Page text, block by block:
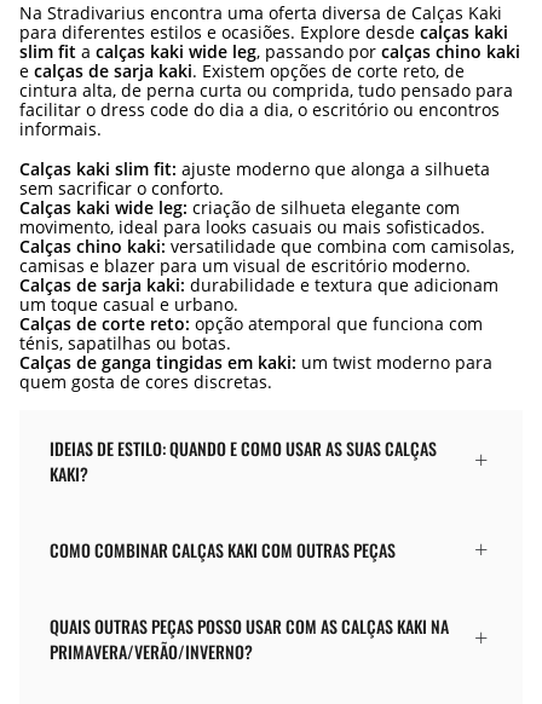
Na Stradivarius encontra uma oferta diversa de Calças Kaki
para diferentes estilos e ocasiões. Explore desde calças kaki
slim fit a calças kaki wide leg, passando por calças chino kaki
e calças de sarja kaki. Existem opções de corte reto, de
cintura alta, de perna curta ou comprida, tudo pensado para
facilitar o dress code do dia a dia, o escritório ou encontros
informais.
Calças kaki slim fit: ajuste moderno que alonga a silhueta
sem sacrificar o conforto.
Calças kaki wide leg: criação de silhueta elegante com
movimento, ideal para looks casuais ou mais sofisticados.
Calças chino kaki: versatilidade que combina com camisolas,
camisas e blazer para um visual de escritório moderno.
Calças de sarja kaki: durabilidade e textura que adicionam
um toque casual e urbano.
Calças de corte reto: opção atemporal que funciona com
ténis, sapatilhas ou botas.
Calças de ganga tingidas em kaki: um twist moderno para
quem gosta de cores discretas.
IDEIAS DE ESTILO: QUANDO E COMO USAR AS SUAS CALÇAS
KAKI?
COMO COMBINAR CALÇAS KAKI COM OUTRAS PEÇAS
QUAIS OUTRAS PEÇAS POSSO USAR COM AS CALÇAS KAKI NA
PRIMAVERA/VERÃO/INVERNO?